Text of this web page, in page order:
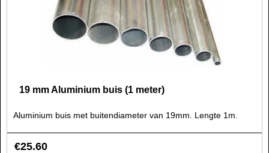
19 mm Aluminium buis (1 meter)
Aluminium buis met buitendiameter van 19mm. Lengte 1m.
€25.60